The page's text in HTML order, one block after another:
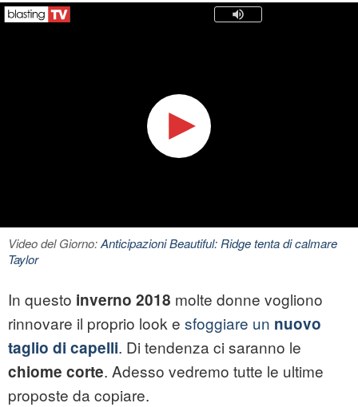
Video del Giorno:Anticipazioni Beautiful: Ridge tenta di calmare
Taylor
In questo inverno 2018 molte donne vogliono
rinnovare il proprio look e sfoggiare un nuovo
taglio di capelli. Di tendenza ci saranno le
chiome corte. Adesso vedremo tutte le ultime
proposte da copiare.